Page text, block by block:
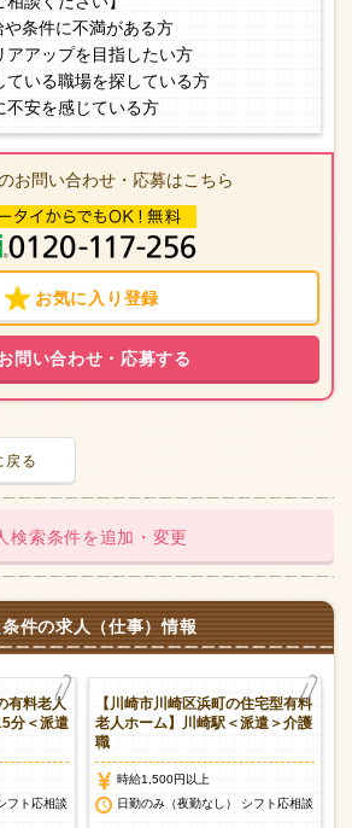
条件に不満がある方
アップを目指したい方
いる職場を探している方
安を感じている方
お問い合わせ・応募はこちら
お気に入り登録
問い合わせ・応募する
戻る
検索条件を追加・変更
件の求人（仕事）情報
有料老人
分＜派遣
フト応相談
【川崎市川崎区浜町の住宅型有料
老人ホーム】川崎駅＜派遣＞介護
職
時給1,500円以上
日勤のみ（夜勤なし） シフト応相談